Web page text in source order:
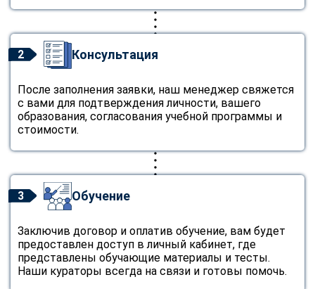
2 Консультация
После заполнения заявки, наш менеджер свяжется
с вами для подтверждения личности, вашего
образования, согласования учебной программы и
стоимости.
3 Обучение
Заключив договор и оплатив обучение, вам будет
предоставлен доступ в личный кабинет, где
представлены обучающие материалы и тесты.
Наши кураторы всегда на связи и готовы помочь.